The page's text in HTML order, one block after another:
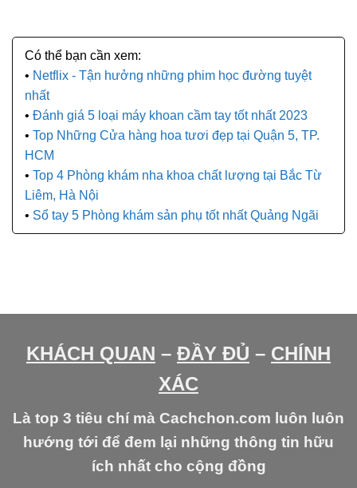
Netflix - Tận hưởng những phim học đường tuyệt
nhất
Đánh giá 5 loại máy khoan cầm tay tốt nhất 2023
Top Những Cửa hàng hoa tươi đẹp tại Quận 5, TP.
HCM
Top 4 Phòng khám nha khoa chất lượng tại Bắc Từ
Liêm, Hà Nội
Sổ tay 5 Phòng khám sản phụ tốt nhất Quảng Ngãi
KHÁCH QUAN – ĐẦY ĐỦ – CHÍNH
XÁC
Là top 3 tiêu chí mà Cachchon.com luôn luôn
hướng tới để đem lại những thông tin hữu
ích nhất cho cộng đồng